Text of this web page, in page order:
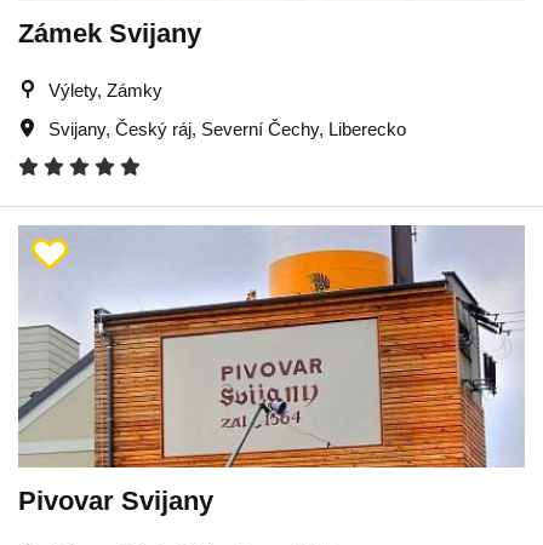
Zámek Svijany
Výlety, Zámky
Svijany, Český ráj, Severní Čechy, Liberecko
Pivovar Svijany